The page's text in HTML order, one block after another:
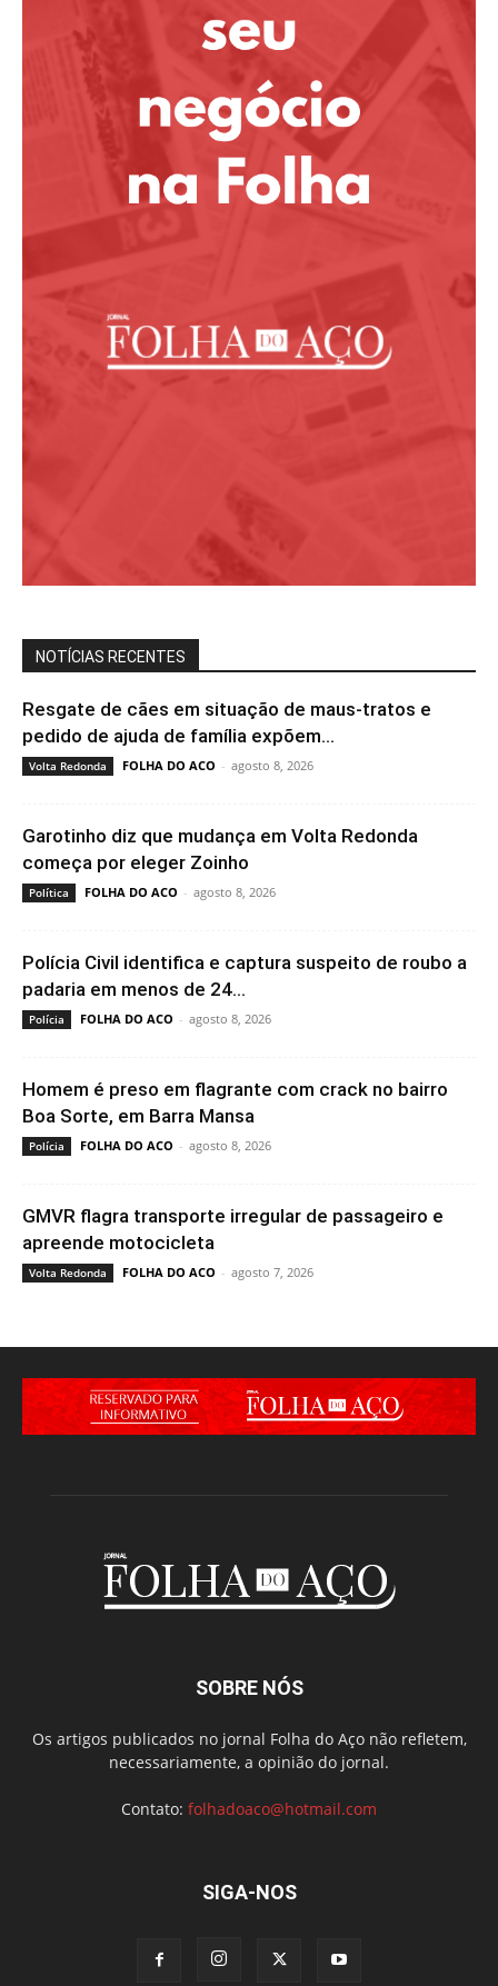
NOTÍCIAS RECENTES
Resgate de cães em situação de maus-tratos e
pedido de ajuda de família expõem...
Volta Redonda FOLHA DO ACO - agosto 8, 2026
Garotinho diz que mudança em Volta Redonda
começa por eleger Zoinho
Política FOLHA DO ACO - agosto 8, 2026
Polícia Civil identifica e captura suspeito de roubo a
padaria em menos de 24...
Polícia FOLHA DO ACO - agosto 8, 2026
Homem é preso em flagrante com crack no bairro
Boa Sorte, em Barra Mansa
Polícia FOLHA DO ACO - agosto 8, 2026
GMVR flagra transporte irregular de passageiro e
apreende motocicleta
Volta Redonda FOLHA DO ACO - agosto 7, 2026
SOBRE NÓS
Os artigos publicados no jornal Folha do Aço não refletem,
necessariamente, a opinião do jornal.
Contato: folhadoaco@hotmail.com
SIGA-NOS